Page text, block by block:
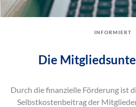
informiert
Die
Durch die finanzielle Förderung ist
Selbstkostenbeitrag der